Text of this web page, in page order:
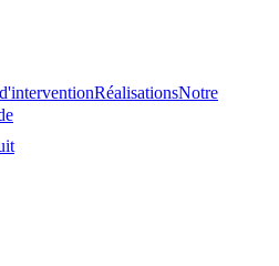
RéalisationsNotre